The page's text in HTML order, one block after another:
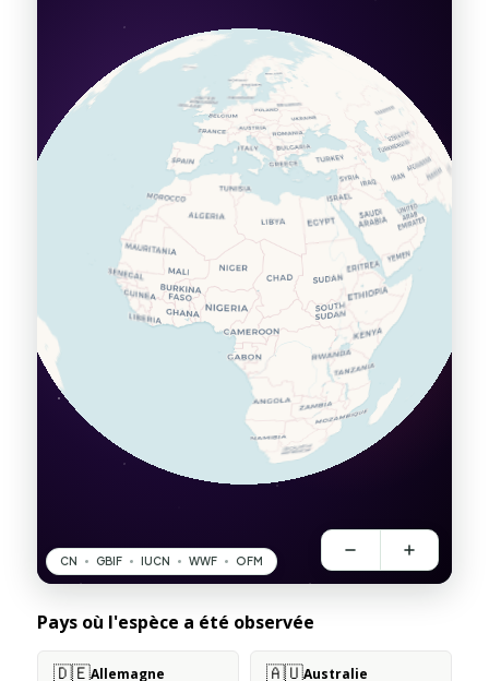
Pays où l'espèce a été observée
🇩🇪Allemagne 🇦🇺Australie